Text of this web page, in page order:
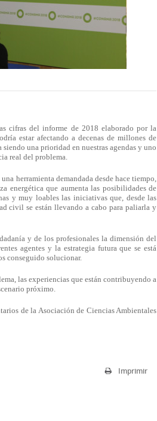
cifras del informe de 2018 elaborado por la
estar afectando a decenas de millones de
una prioridad en nuestras agendas y uno
real del problema.
herramienta demandada desde hace tiempo,
energética que aumenta las posibilidades de
y muy loables las iniciativas que, desde las
civil se están llevando a cabo para paliarla y
y de los profesionales la dimensión del
agentes y la estrategia futura que se está
conseguido solucionar.
las experiencias que están contribuyendo a
próximo.
de la Asociación de Ciencias Ambientales
Imprimir